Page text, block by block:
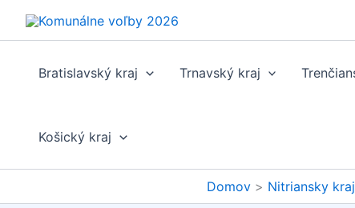
Bratislavský kraj Trnavský kraj
Košický kraj
Domov Nitriansky kraj